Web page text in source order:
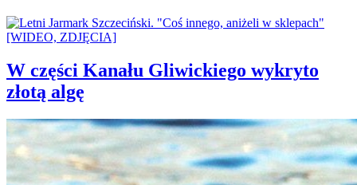
W części Kanału Gliwickiego wykryto
złotą algę